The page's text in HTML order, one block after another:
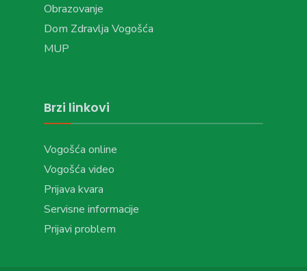
Obrazovanje
Dom Zdravlja Vogošća
MUP
Brzi linkovi
Vogošća online
Vogošća video
Prijava kvara
Servisne informacije
Prijavi problem